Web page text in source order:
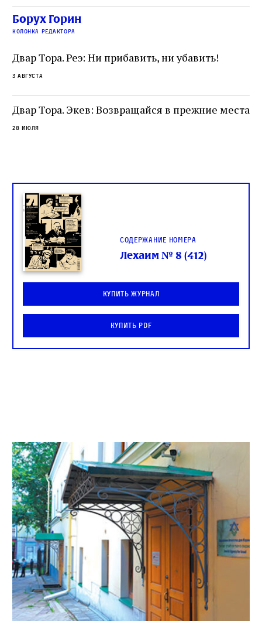
точность и понятность; переводчик,
убеждённый в необходимости исправления, и
читатель, воспринимающий исправление как
не просто покровитель переводчиков,
окружённый книгами. Перед нами человек,
одно решение которого вызвало возмущение
целой общины и стало частью многовекового
спора о том, кому принадлежит последнее
слово в переводе Библии
Борух Горин
колонка редактора
Двар Тора. Реэ: Ни прибавить, ни убавить!
3 августа
Двар Тора. Экев: Возвращайся в прежние места
28 июля
Содержание номера
Лехаим № 8 (412)
Купить журнал
Купить PDF